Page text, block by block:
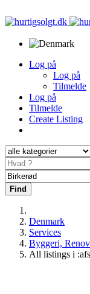
Log på
Log på
Tilmelde
Log på
Tilmelde
Create Listing
Find
Denmark
Services
Byggeri,
All listings i